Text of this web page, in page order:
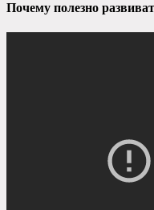
Почему полезно